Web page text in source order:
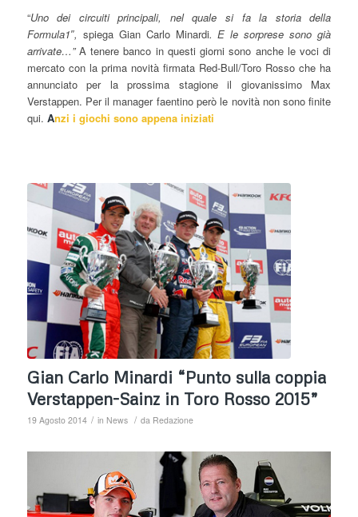
“Uno dei circuiti principali, nel quale si fa la storia della
Formula1″, spiega Gian Carlo Minardi. E le sorprese sono già
arrivate…” A tenere banco in questi giorni sono anche le voci di
mercato con la prima novità firmata Red-Bull/Toro Rosso che ha
annunciato per la prossima stagione il giovanissimo Max
Verstappen. Per il manager faentino però le novità non sono finite
qui. Anzi i giochi sono appena iniziati
Gian Carlo Minardi “Punto sulla coppia
Verstappen-Sainz in Toro Rosso 2015”
19 Agosto 2014 / in News / da Redazione